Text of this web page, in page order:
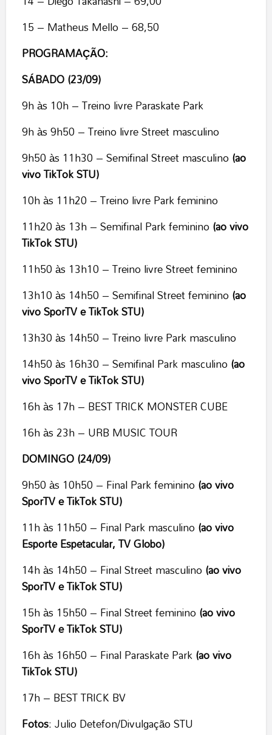
15 – Matheus Mello – 68,50
PROGRAMAÇÃO:
SÁBADO (23/09)
9h às 10h – Treino livre Paraskate Park
9h às 9h50 – Treino livre Street masculino
9h50 às 11h30 – Semifinal Street masculino (ao
vivo TikTok STU)
10h às 11h20 – Treino livre Park feminino
11h20 às 13h – Semifinal Park feminino (ao vivo
TikTok STU)
11h50 às 13h10 – Treino livre Street feminino
13h10 às 14h50 – Semifinal Street feminino (ao
vivo SporTV e TikTok STU)
13h30 às 14h50 – Treino livre Park masculino
14h50 às 16h30 – Semifinal Park masculino (ao
vivo SporTV e TikTok STU)
16h às 17h – BEST TRICK MONSTER CUBE
16h às 23h – URB MUSIC TOUR
DOMINGO (24/09)
9h50 às 10h50 – Final Park feminino (ao vivo
SporTV e TikTok STU)
11h às 11h50 – Final Park masculino (ao vivo
Esporte Espetacular, TV Globo)
14h às 14h50 – Final Street masculino (ao vivo
SporTV e TikTok STU)
15h às 15h50 – Final Street feminino (ao vivo
SporTV e TikTok STU)
16h às 16h50 – Final Paraskate Park(ao vivo
TikTok STU)
17h – BEST TRICK BV
Fotos: Julio Detefon/Divulgação STU